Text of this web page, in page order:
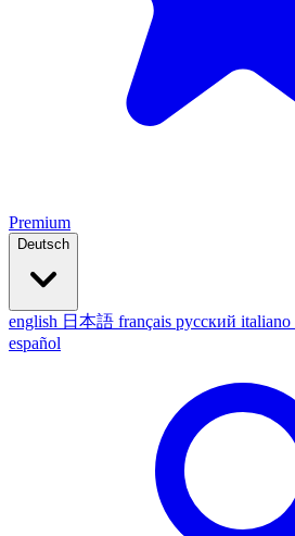
Premium
Deutsch
english 日本語 français русский italiano
español